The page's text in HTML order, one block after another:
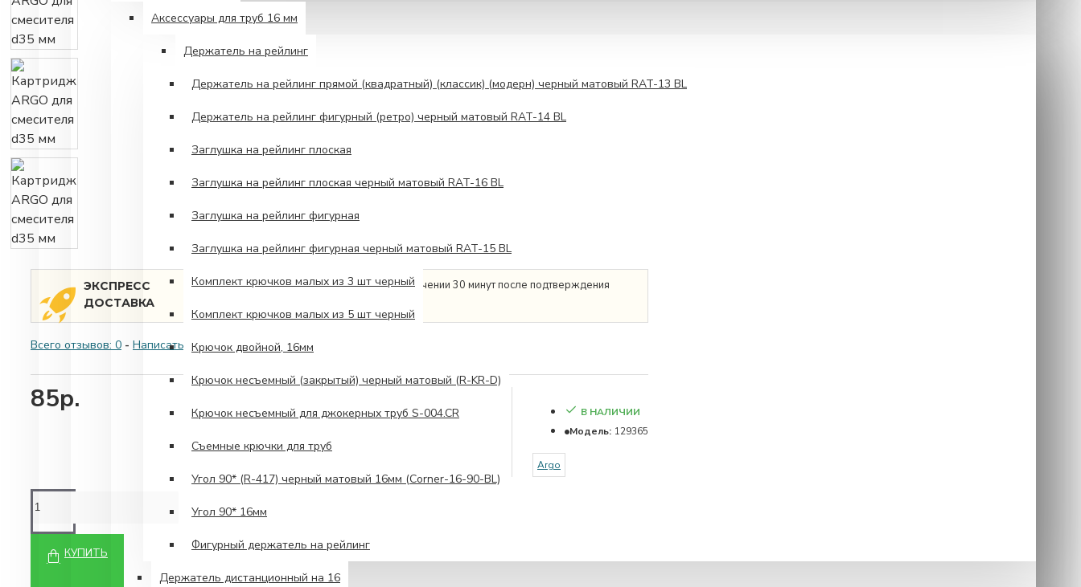
Аксессуары для труб 16 мм
Держатель на рейлинг
Держатель на рейлинг прямой (квадратный) (классик) (модерн) черный матовый RAT-13 BL
Держатель на рейлинг фигурный (ретро) черный матовый RAT-14 BL
Заглушка на рейлинг плоская
Заглушка на рейлинг плоская черный матовый RAT-16 BL
Заглушка на рейлинг фигурная
Заглушка на рейлинг фигурная черный матовый RAT-15 BL
Комплект крючков малых из 3 шт черный
Комплект крючков малых из 5 шт черный
Крючок двойной, 16мм
Крючок несъемный (закрытый) черный матовый (R-KR-D)
Крючок несъемный для джокерных труб S-004.CR
Съемные крючки для труб
Угол 90* (R-417) черный матовый 16мм (Corner-16-90-BL)
Угол 90* 16мм
Фигурный держатель на рейлинг
Держатель дистанционный на 16
ЭКСПРЕСС
ДОСТАВКА
Быстрая доставка товара по Москве в течении 30 минут после подтверждения
Всего отзывов: 0 - Написать отзыв
85р.
В НАЛИЧИИ
Модель: 129365
Argo
КУПИТЬ